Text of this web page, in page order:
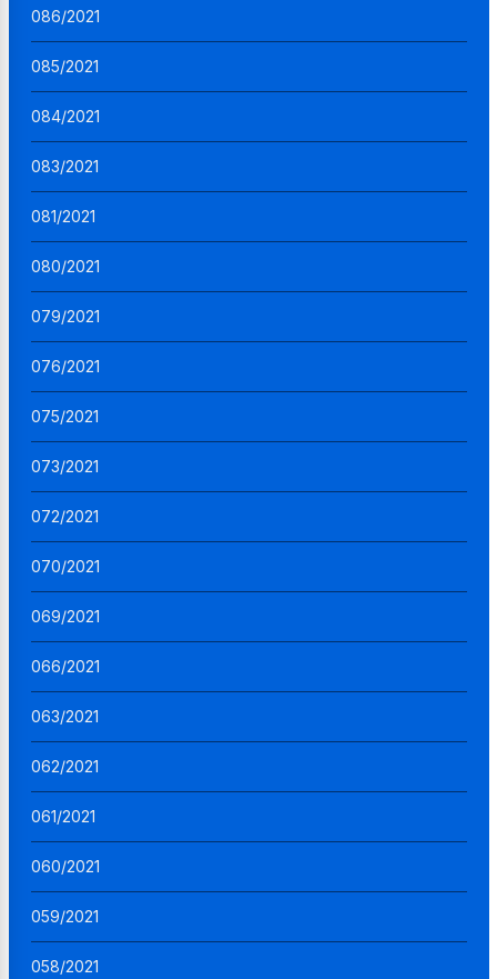
086/2021
085/2021
084/2021
083/2021
081/2021
080/2021
079/2021
076/2021
075/2021
073/2021
072/2021
070/2021
069/2021
066/2021
063/2021
062/2021
061/2021
060/2021
059/2021
058/2021